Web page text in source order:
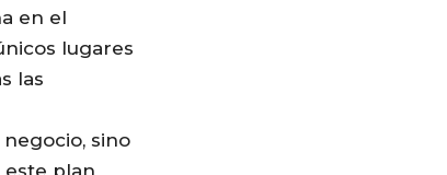
en el
lugares
las
sino